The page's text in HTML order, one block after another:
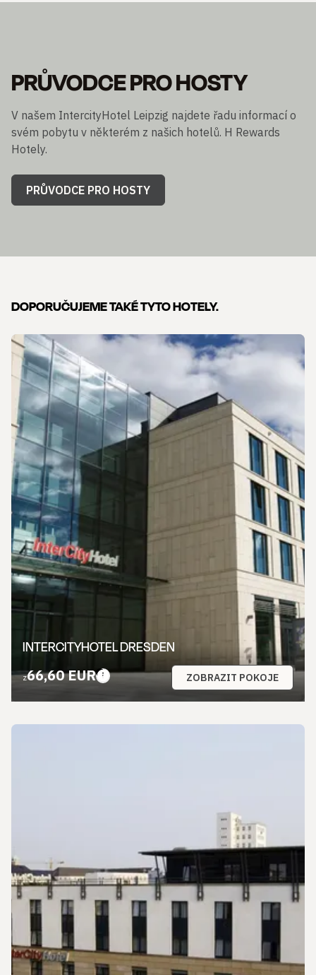
PRŮVODCE PRO HOSTY
V našem IntercityHotel Leipzig najdete řadu informací o
svém pobytu v některém z našich hotelů. H Rewards
Hotely.
PRŮVODCE PRO HOSTY
DOPORUČUJEME TAKÉ TYTO HOTELY.
INTERCITYHOTEL DRESDEN
z66,60 EUR ZOBRAZIT POKOJE